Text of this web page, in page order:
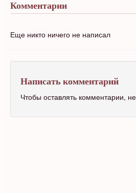
Комментарии
Еще никто ничего не написал
Написать комментарий
Чтобы оставлять комментарии,